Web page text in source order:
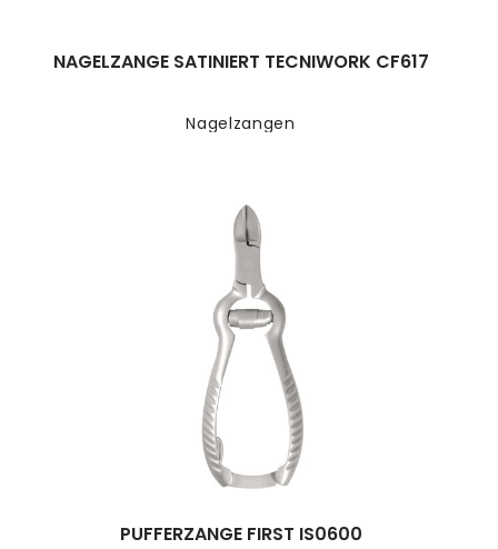
Nagelzangen
NAGELZANGE SATINIERT TECNIWORK CF617
PUFFERZANGE FIRST IS0600